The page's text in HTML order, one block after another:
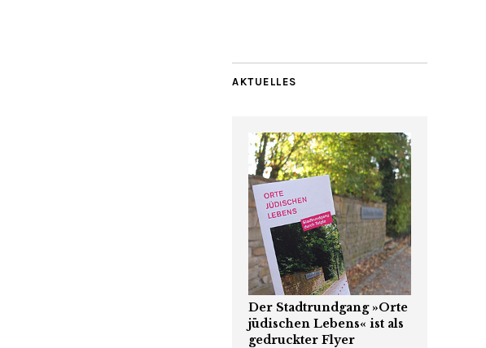
AKTUELLES
Der Stadtrundgang »Orte
jüdischen Lebens« ist als
gedruckter Flyer